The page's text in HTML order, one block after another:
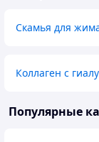
Скамья для
Коллаген с
Популярные